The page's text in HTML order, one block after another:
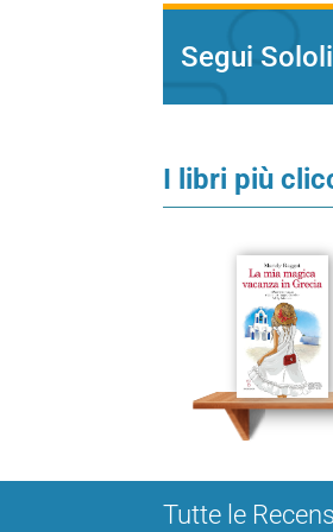
Segui
I libri più
Tutte le